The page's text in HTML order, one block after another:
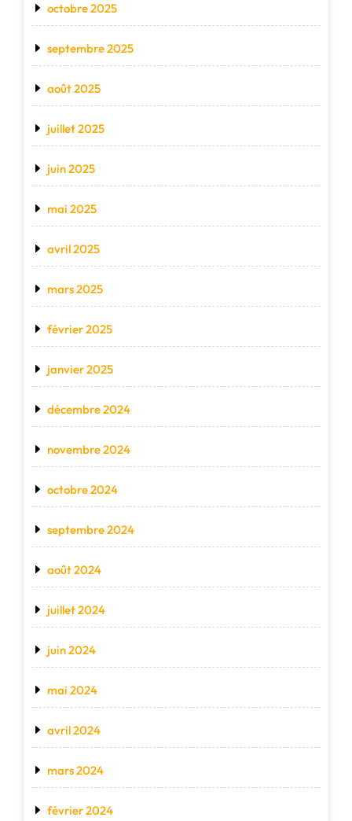
octobre 2025
septembre 2025
août 2025
juillet 2025
juin 2025
mai 2025
avril 2025
mars 2025
février 2025
janvier 2025
décembre 2024
novembre 2024
octobre 2024
septembre 2024
août 2024
juillet 2024
juin 2024
mai 2024
avril 2024
mars 2024
février 2024